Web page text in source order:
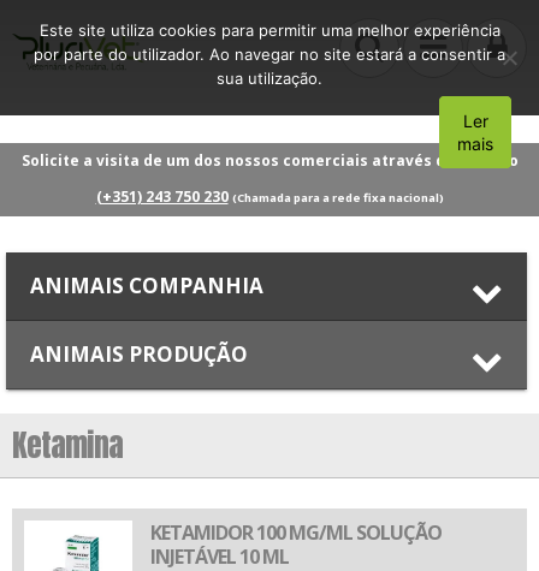
Solicite a visita de um dos nossos comerciais através do número
(+351) 243 750 230 (Chamada para a rede fixa nacional)
ANIMAIS COMPANHIA
ANIMAIS PRODUÇÃO
Ketamina
KETAMIDOR 100 MG/ML SOLUÇÃO
INJETÁVEL 10 ML
Este site utiliza cookies para permitir uma melhor experiência
por parte do utilizador. Ao navegar no site estará a consentir a
sua utilização.
Aceito
Ler
mais